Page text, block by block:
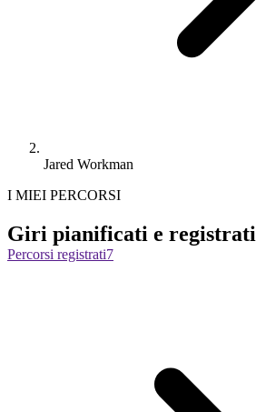
Jared Workman
I MIEI PERCORSI
Giri pianificati e registrati
Percorsi registrati7